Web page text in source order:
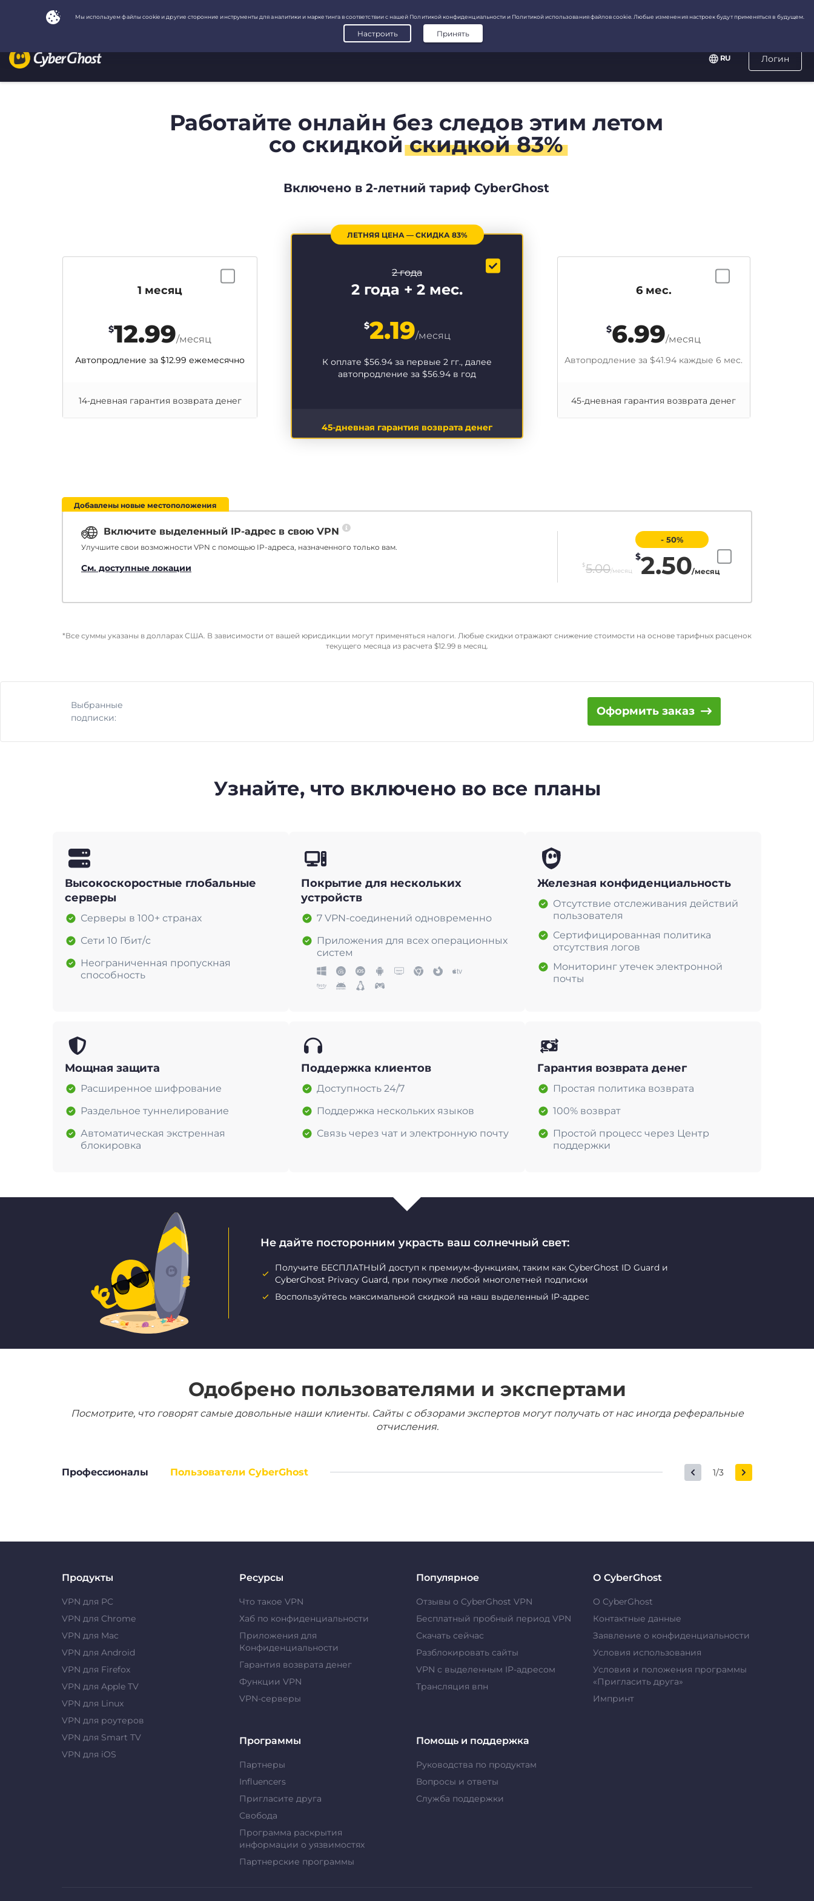
Логин
RU
Работайте онлайн без следов этим летом
со скидкойскидкой 83%
Включено в 2-летний тариф CyberGhost
ЛЕТНЯЯ ЦЕНА — СКИДКА 83%
2 года
2 года + 2 мес.
$2.19/месяц
К оплате $56.94 за первые 2 гг., далее
автопродление за $56.94 в год
45-дневная гарантия возврата денег
6 мес.
$6.99/месяц
Автопродление за $41.94 каждые 6 мес.
45-дневная гарантия возврата денег
1 месяц
$12.99/месяц
Автопродление за $12.99 ежемесячно
14-дневная гарантия возврата денег
Добавлены новые местоположения
Включите выделенный IP-адрес в свою VPN
Улучшите свои возможности VPN с помощью IP-адреса, назначенного только вам.
См. доступные локации $5.00/месяц
- 50%
$2.50/месяц
*Все суммы указаны в долларах США. В зависимости от вашей юрисдикции могут применяться налоги. Любые скидки отражают снижение стоимости на основе тарифных расценок
текущего месяца из расчета $12.99 в месяц.
Выбранные
подписки:
Оформить заказ
Узнайте, что включено во все планы
Высокоскоростные глобальные
серверы
Серверы в 100+ странах
Сети 10 Гбит/с
Неограниченная пропускная
способность
Покрытие для нескольких
устройств
7 VPN-соединений одновременно
Приложения для всех операционных
систем
Железная конфиденциальность
Отсутствие отслеживания действий
пользователя
Сертифицированная политика
отсутствия логов
Мониторинг утечек электронной
почты
Мощная защита
Расширенное шифрование
Раздельное туннелирование
Автоматическая экстренная
блокировка
Поддержка клиентов
Доступность 24/7
Поддержка нескольких языков
Связь через чат и электронную почту
Гарантия возврата денег
Простая политика возврата
100% возврат
Простой процесс через Центр
поддержки
Не дайте посторонним украсть ваш солнечный свет:
Получите БЕСПЛАТНЫЙ доступ к премиум-функциям, таким как CyberGhost ID Guard и
CyberGhost Privacy Guard, при покупке любой многолетней подписки
Воспользуйтесь максимальной скидкой на наш выделенный IP-адрес
Одобрено пользователями и экспертами
Посмотрите, что говорят самые довольные наши клиенты. Сайты с обзорами экспертов могут получать от нас иногда реферальные
отчисления.
Профессионалы Пользователи CyberGhost 1/3
Продукты
VPN для PC
VPN для Chrome
VPN для Mac
VPN для Android
VPN для Firefox
VPN для Apple TV
VPN для Linux
VPN для роутеров
VPN для Smart TV
VPN для iOS
Ресурсы
Что такое VPN
Хаб по конфиденциальности
Приложения для
Конфиденциальности
Гарантия возврата денег
Функции VPN
VPN-серверы
Популярное
Отзывы о CyberGhost VPN
Бесплатный пробный период VPN
Скачать сейчас
Разблокировать сайты
VPN с выделенным IP-адресом
Tрансляция впн
О CyberGhost
О CyberGhost
Контактные данные
Заявление о конфиденциальности
Условия использования
Условия и положения программы
«Пригласить друга»
Импринт
Программы
Партнеры
Influencers
Пригласите друга
Свобода
Программа раскрытия
информации о уязвимостях
Партнерские программы
Помощь и поддержка
Руководства по продуктам
Вопросы и ответы
Служба поддержки